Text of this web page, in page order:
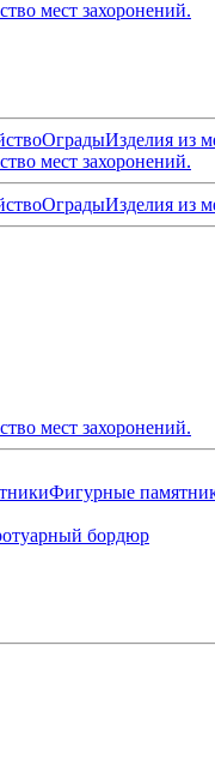
мест захоронений.
ОградыИзделия из
мест захоронений.
ОградыИзделия из
мест захоронений.
Фигурные
бордюр